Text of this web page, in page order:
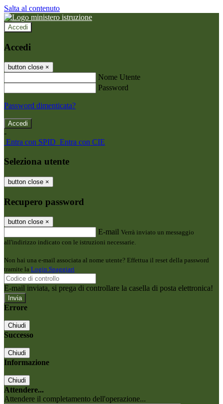
Salta al contenuto
Accedi
Accedi
button close ×
Nome Utente
Password
Password dimenticata?
-
Entra con SPID Entra con CIE
Seleziona utente
button close ×
Recupero password
button close ×
E-mail Verrà inviato un messaggio
all'indirizzo indicato con le istruzioni necessarie.
Non hai una e-mail associata al nome utente? Effettua il reset della password
tramite la Login Spaggiari
E-mail inviata, si prega di controllare la casella di posta elettronica!
Errore
Chiudi
Successo
Chiudi
Informazione
Chiudi
Attendere...
Attendere il completamento dell'operazione...